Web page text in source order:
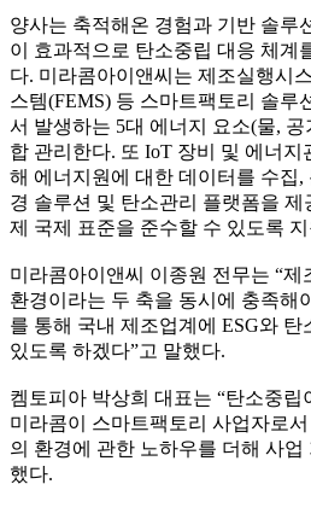
양사는 축적해온 경험과 기반 솔루
이 효과적으로 탄소중립 대응 체계
다. 미라콤아이앤씨는 제조실행시
스템(FEMS) 등 스마트팩토리 솔루
서 발생하는 5대 에너지 요소(물,
합 관리한다. 또 IoT 장비 및 에너지
해 에너지원에 대한 데이터를 수집
경 솔루션 및 탄소관리 플랫폼을
제 국제 표준을 준수할 수 있도록
미라콤아이앤씨 이종원 전무는 “
환경이라는 두 축을 동시에 충족해
를 통해 국내 제조업계에 ESG와
있도록 하겠다”고 말했다.
켐토피아 박상희 대표는 “탄소중립
미라콤이 스마트팩토리 사업자로
의 환경에 관한 노하우를 더해 사
했다.